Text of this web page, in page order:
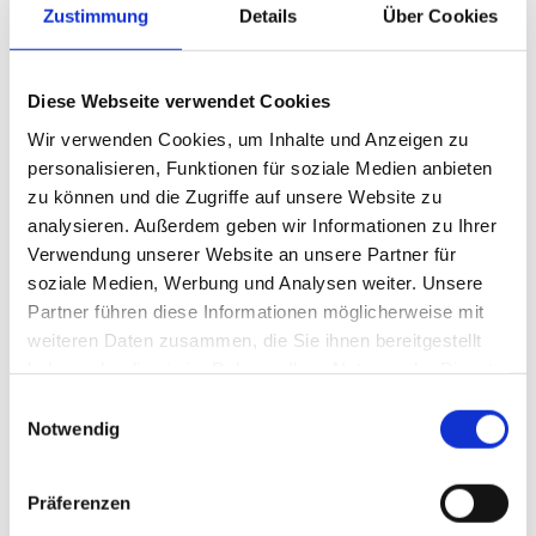
Zustimmung Details Über Cookies
Diese Webseite verwendet Cookies
Wir verwenden Cookies, um Inhalte und Anzeigen zu
personalisieren, Funktionen für soziale Medien anbieten
zu können und die Zugriffe auf unsere Website zu
analysieren. Außerdem geben wir Informationen zu Ihrer
Verwendung unserer Website an unsere Partner für
soziale Medien, Werbung und Analysen weiter. Unsere
Partner führen diese Informationen möglicherweise mit
weiteren Daten zusammen, die Sie ihnen bereitgestellt
Notwendig
Präferenzen
Dr. Bernhard Wieser, Geschäftsführer, „Rennsli GmbH“ (links)
und Bernhard Schonger, Tankstellenbetreiber, BP-Station
Heiterwang (Tirol).
Foto: Rennsli GmbH
Für Tankstellenunternehmen ist es sowohl möglich, den
Kraftstoffzusatz beigemischt im Kraftstofftank zu verkaufen als
Redaktionsschluss) noch nicht. „Unser Produkt ‚Ferox‘ ist im
von Partnern im Fachhandel, Autohandel, Werkstätten und
Servicestationen für Pkw und Lkw verfügbar“, sagt Wieser.